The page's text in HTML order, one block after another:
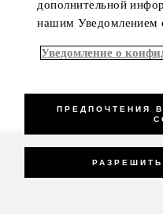
_Four Seasons Hotels
дополнительной
нашим Уведомлением
Уведомление о
ПРЕДПОЧТЕНИЯ
РАЗРЕШИТЬ